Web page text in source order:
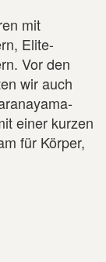
mit
Elite-
Vor den
wir auch
einer kurzen
für Körper,